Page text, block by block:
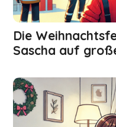
Die
Sascha auf